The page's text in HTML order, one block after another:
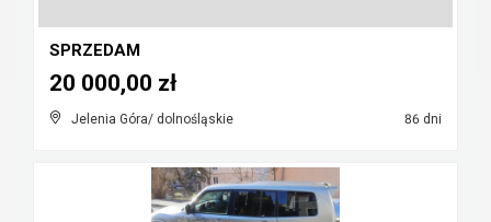
SPRZEDAM
Jelenia Góra/ dolnośląskie 86 dni
20 000,00 zł